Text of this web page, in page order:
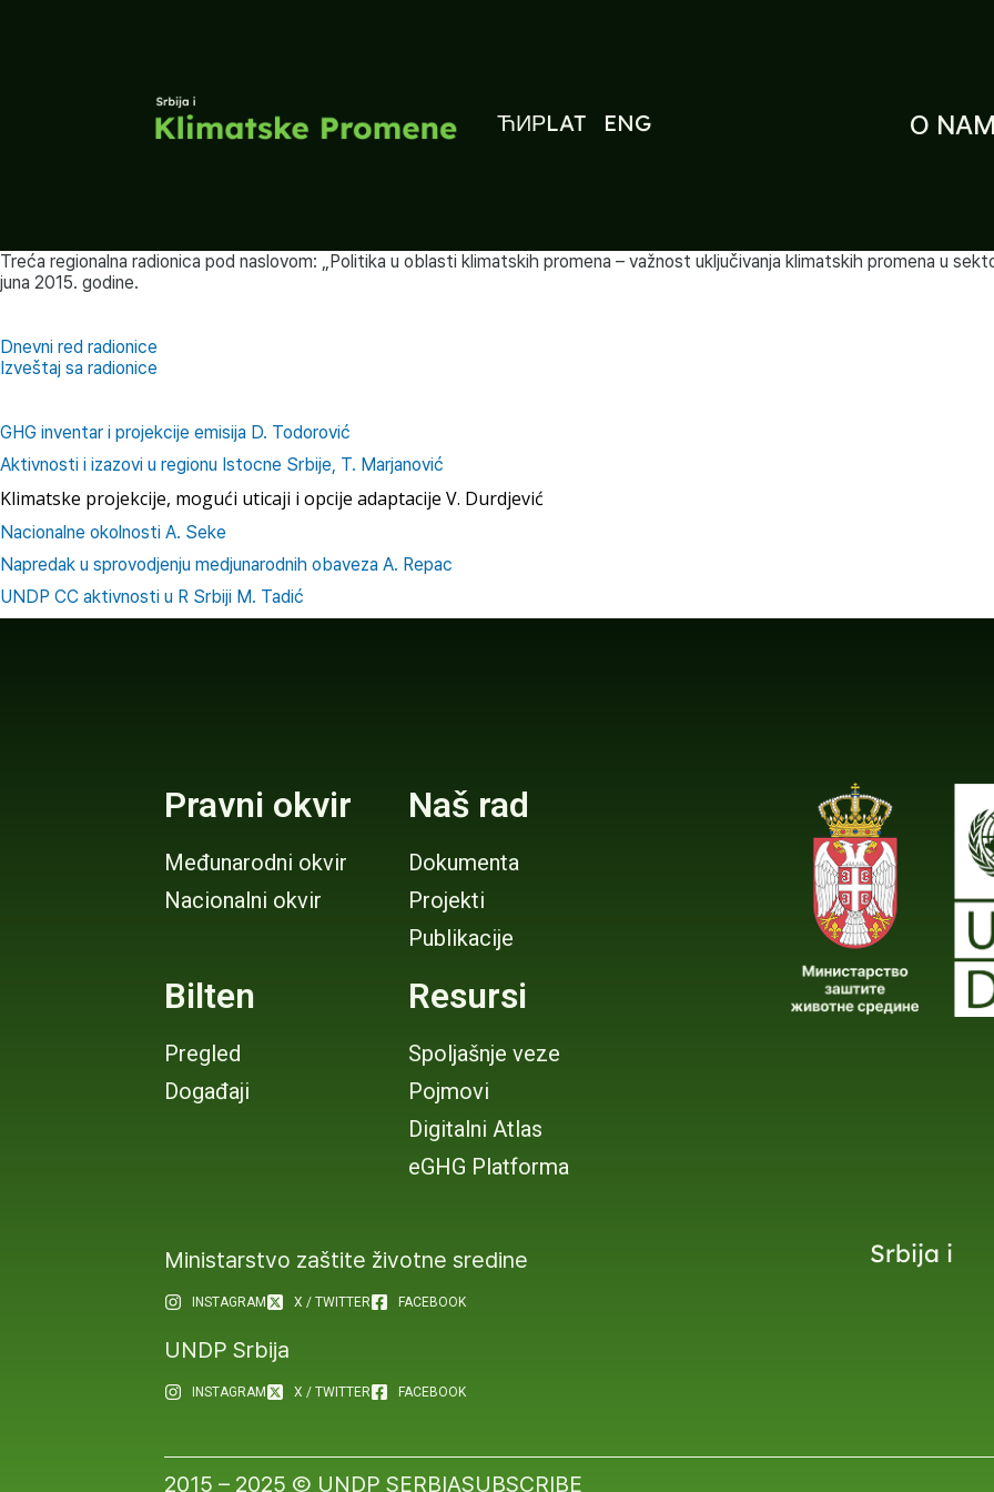
ЋИРLAT ENG O
Treća regionalna radionica pod naslovom: „Politika u oblasti klimatskih promena – važnost uključivanja klimatskih promena u
juna 2015. godine.
Dnevni red radionice
Izveštaj sa radionice
GHG inventar i projekcije emisija D. Todorović
Aktivnosti i izazovi u regionu Istocne Srbije, T. Marjanović
Klimatske projekcije, mogući uticaji i opcije adaptacije V. Durdjević
Nacionalne okolnosti A. Seke
Napredak u sprovodjenju medjunarodnih obaveza A. Repac
UNDP CC aktivnosti u R Srbiji M. Tadić
Pravni okvir
Međunarodni okvir
Nacionalni okvir
Naš rad
Dokumenta
Projekti
Publikacije
Bilten
Pregled
Događaji
Resursi
Spoljašnje veze
Pojmovi
Digitalni Atlas
eGHG Platforma
Ministarstvo zaštite životne sredine
INSTAGRAM X / TWITTER FACEBOOK
UNDP Srbija
INSTAGRAM X / TWITTER FACEBOOK
Srbija i
2015 – 2025 Ⓒ UNDP SERBIASUBSCRIBE